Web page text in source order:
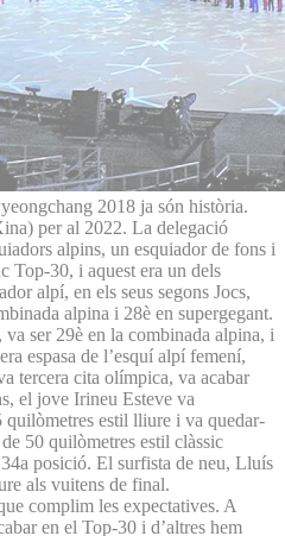
2018 ja són història.
per al 2022. La delegació
alpins, un esquiador de fons i
Top-30, i aquest era un dels
alpí, en els seus segons Jocs,
alpina i 28è en supergegant.
ser 29è en la combinada alpina, i
espasa de l’esquí alpí femení,
tercera cita olímpica, va acabar
el jove Irineu Esteve va
estil lliure i va quedar-
50 quilòmetres estil clàssic
posició. El surfista de neu, Lluís
als vuitens de final.
complim les expectatives. A
en el Top-30 i d’altres hem